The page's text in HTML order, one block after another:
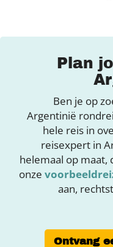
Plan
Ben je op
Argentinië
hele reis in
reisexpert in
helemaal op maat,
onze
aan,
Ontvang